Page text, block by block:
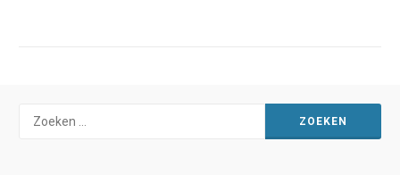
Zoeken
naar: